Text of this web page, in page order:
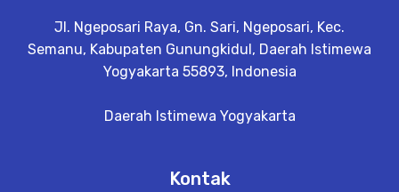
Jl. Ngeposari Raya, Gn. Sari, Ngeposari, Kec.
Semanu, Kabupaten Gunungkidul, Daerah Istimewa
Yogyakarta 55893, Indonesia
Daerah Istimewa Yogyakarta
Kontak